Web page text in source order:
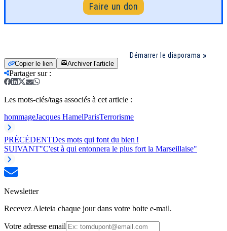
Faire un don
Démarrer le diaporama
Copier le lien Archiver l'article
Partager sur:
Les mots-clés/tags associés à cet article :
hommageJacques HamelParisTerrorisme
PRÉCÉDENTDes mots qui font du bien !
SUIVANT"C'est à qui entonnera le plus fort la Marseillaise"
Newsletter
Recevez Aleteia chaque jour dans votre boite e-mail.
Votre adresse email